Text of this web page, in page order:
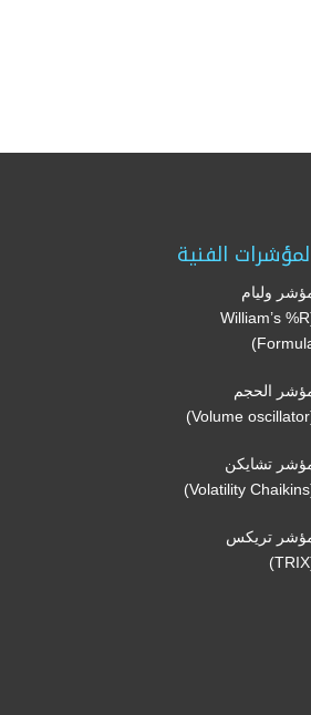
الفنية
وليام
(William’s %R
الحجم
تشايكن
تريكس